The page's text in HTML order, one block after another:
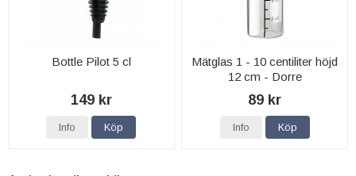
Bottle Pilot 5 cl
149 kr
Info Köp
Mätglas 1 - 10 centiliter höjd
12 cm - Dorre
89 kr
Info Köp